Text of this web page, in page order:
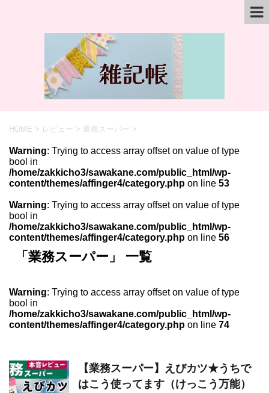
HOME > レビュー > 業務スーパー >
Warning: Trying to access array offset on value of type
bool in
/home/zakkicho3/sawakane.com/public_html/wp-
content/themes/affinger4/category.php on line 53
Warning: Trying to access array offset on value of type
bool in
/home/zakkicho3/sawakane.com/public_html/wp-
content/themes/affinger4/category.php on line 56
「業務スーパー」 一覧
Warning: Trying to access array offset on value of type
bool in
/home/zakkicho3/sawakane.com/public_html/wp-
content/themes/affinger4/category.php on line 74
【業務スーパー】えびカツ★うちで
はこう使ってます（けっこう万能）